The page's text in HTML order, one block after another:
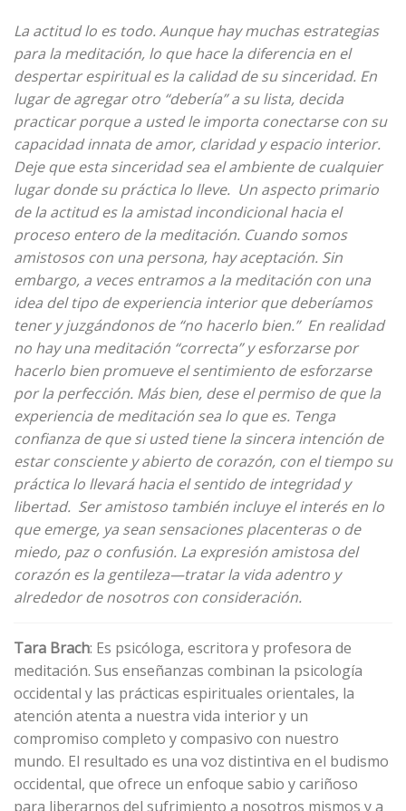
La actitud lo es todo. Aunque hay muchas estrategias
para la meditación, lo que hace la diferencia en el
despertar espiritual es la calidad de su sinceridad. En
lugar de agregar otro “debería” a su lista, decida
practicar porque a usted le importa conectarse con su
capacidad innata de amor, claridad y espacio interior.
Deje que esta sinceridad sea el ambiente de cualquier
lugar donde su práctica lo lleve. Un aspecto primario
de la actitud es la amistad incondicional hacia el
proceso entero de la meditación. Cuando somos
amistosos con una persona, hay aceptación. Sin
embargo, a veces entramos a la meditación con una
idea del tipo de experiencia interior que deberíamos
tener y juzgándonos de “no hacerlo bien.” En realidad
no hay una meditación “correcta” y esforzarse por
hacerlo bien promueve el sentimiento de esforzarse
por la perfección. Más bien, dese el permiso de que la
experiencia de meditación sea lo que es. Tenga
confianza de que si usted tiene la sincera intención de
estar consciente y abierto de corazón, con el tiempo su
práctica lo llevará hacia el sentido de integridad y
libertad. Ser amistoso también incluye el interés en lo
que emerge, ya sean sensaciones placenteras o de
miedo, paz o confusión. La expresión amistosa del
corazón es la gentileza—tratar la vida adentro y
alrededor de nosotros con consideración.
Tara Brach: Es psicóloga, escritora y profesora de
meditación. Sus enseñanzas combinan la psicología
occidental y las prácticas espirituales orientales, la
atención atenta a nuestra vida interior y un
compromiso completo y compasivo con nuestro
mundo. El resultado es una voz distintiva en el budismo
occidental, que ofrece un enfoque sabio y cariñoso
para liberarnos del sufrimiento a nosotros mismos y a